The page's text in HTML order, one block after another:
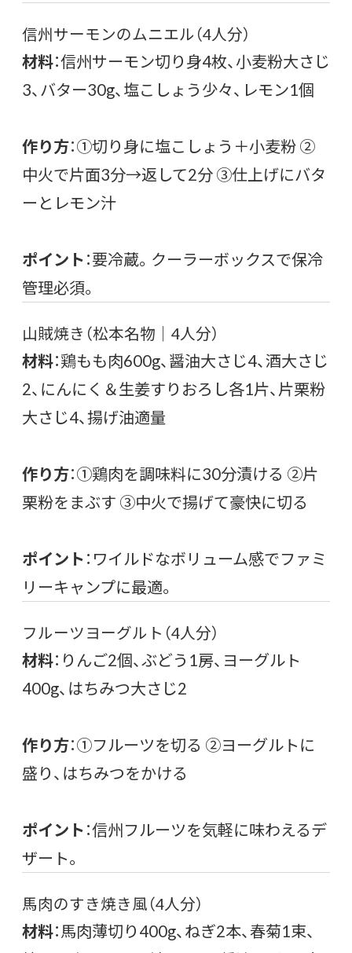
信州サーモンのムニエル（4人分）
材料：信州サーモン切り身4枚、小麦粉大さじ
3、バター30g、塩こしょう少々、レモン1個
作り方：①切り身に塩こしょう＋小麦粉 ②
中火で片面3分→返して2分 ③仕上げにバタ
ーとレモン汁
ポイント：要冷蔵。クーラーボックスで保冷
管理必須。
山賊焼き（松本名物｜4人分）
材料：鶏もも肉600g、醤油大さじ4、酒大さじ
2、にんにく＆生姜すりおろし各1片、片栗粉
大さじ4、揚げ油適量
作り方：①鶏肉を調味料に30分漬ける ②片
栗粉をまぶす ③中火で揚げて豪快に切る
ポイント：ワイルドなボリューム感でファミ
リーキャンプに最適。
フルーツヨーグルト（4人分）
材料：りんご2個、ぶどう1房、ヨーグルト
400g、はちみつ大さじ2
作り方：①フルーツを切る ②ヨーグルトに
盛り、はちみつをかける
ポイント：信州フルーツを気軽に味わえるデ
ザート。
馬肉のすき焼き風（4人分）
材料：馬肉薄切り400g、ねぎ2本、春菊1束、